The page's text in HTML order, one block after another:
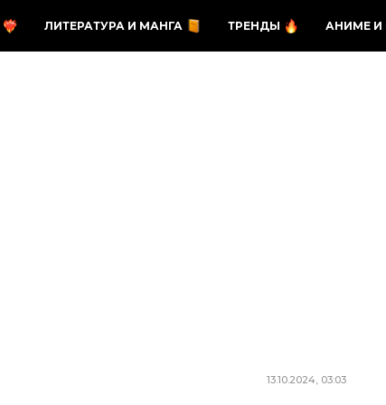
ЛИТЕРАТУРА И МАНГА ТРЕНДЫ АНИМЕ И
13.10.2024, 03:03